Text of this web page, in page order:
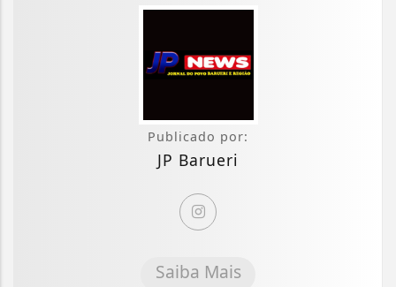
Publicado por:
JP Barueri
Saiba Mais